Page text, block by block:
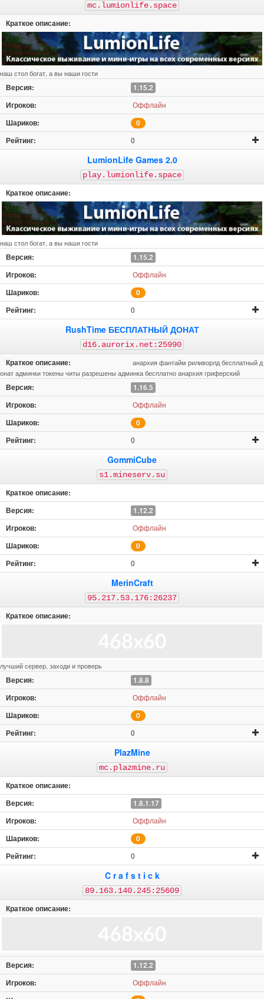
mc.lumionlife.space
наш стол богат, а вы наши гости
1.15.2
Оффлайн
0
0
LumionLife Games 2.0
play.lumionlife.space
наш стол богат, а вы наши гости
1.15.2
Оффлайн
0
0
RushTime БЕСПЛАТНЫЙ ДОНАТ
d16.aurorix.net:25990
анархия фантайм риливорлд бесплатный д
онат админки токены читы разрешены админка бесплатно анархия гриферский
1.16.5
Оффлайн
0
0
GommiCube
s1.mineserv.su
1.12.2
Оффлайн
0
0
MerinCraft
95.217.53.176:26237
лучший сервер, заходи и проверь
1.8.8
Оффлайн
0
0
PlazMine
mc.plazmine.ru
1.8.1.17
Оффлайн
0
0
C r a f s t i c k
89.163.140.245:25609
1.12.2
Оффлайн